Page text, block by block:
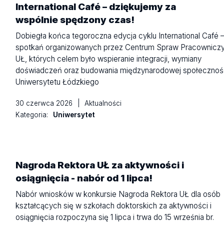
International Café – dziękujemy za
wspólnie spędzony czas!
Dobiegła końca tegoroczna edycja cyklu International Café
spotkań organizowanych przez Centrum Spraw
UŁ, których celem było wspieranie integracji, wymiany
doświadczeń oraz budowania międzynarodowej
Uniwersytetu Łódzkiego
30 czerwca 2026
Aktualności
Kategoria:
Uniwersytet
Nagroda Rektora UŁ za aktywności i
osiągnięcia - nabór od 1 lipca!
Nabór wniosków w konkursie Nagroda Rektora UŁ dla osób
kształcących się w szkołach doktorskich za aktywności i
osiągnięcia rozpoczyna się 1 lipca i trwa do 15 września br.